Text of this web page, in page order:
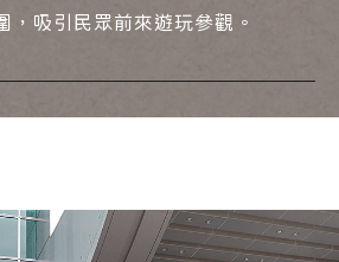
，吸引民眾前來遊玩參觀。